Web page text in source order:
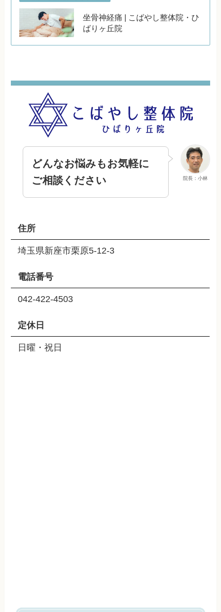
坐骨神経痛 | こばやし整体院・ひ
ばりヶ丘院
院長：小林
どんなお悩みもお気軽に
ご相談ください
住所
埼玉県新座市栗原5-12-3
電話番号
042-422-4503
定休日
日曜・祝日